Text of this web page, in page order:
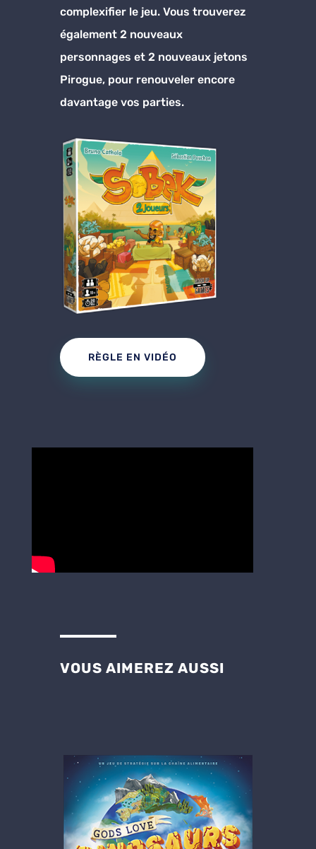
complexifier le jeu. Vous trouverez
également 2 nouveaux
personnages et 2 nouveaux jetons
Pirogue, pour renouveler encore
davantage vos parties.
RÈGLE EN VIDÉO
VOUS AIMEREZ AUSSI